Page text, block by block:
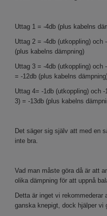
Uttag 1 = -4db (plus kabelns
Uttag 2 = -4db (utkoppling) och
(plus kabelns dämpning)
Uttag 3 = -4db (utkoppling) och
= -12db (plus kabelns
Uttag 4= -1db (utkoppling) och
3) = -13db (plus kabelns
Det säger sig själv att med en
inte bra.
Vad man måste göra då är att
olika dämpning för att uppnå
Detta är inget vi rekommederar
ganska knepigt, dock hjälper vi